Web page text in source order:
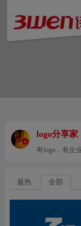
v
logo分享家
有logo，有企
最热 全部